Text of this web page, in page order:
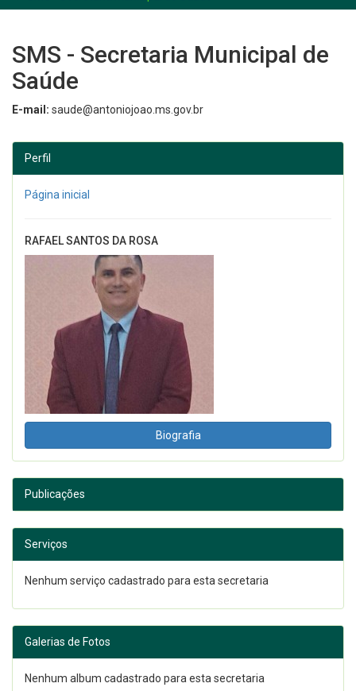
SMS - Secretaria Municipal de
Saúde
E-mail: saude@antoniojoao.ms.gov.br
Perfil
Página inicial
RAFAEL SANTOS DA ROSA
Biografia
Publicações
Serviços
Nenhum serviço cadastrado para esta secretaria
Galerias de Fotos
Nenhum album cadastrado para esta secretaria